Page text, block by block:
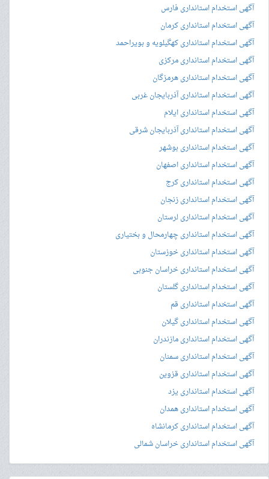
آگهی استخدام استانداری فارس
آگهی استخدام استانداری کرمان
آگهی استخدام استانداری کهگیلویه و بویراحمد
آگهی استخدام استانداری مرکزی
آگهی استخدام استانداری هرمزگان
آگهی استخدام استانداری آذربایجان غربی
آگهی استخدام استانداری ایلام
آگهی استخدام استانداری آذربایجان شرقی
آگهی استخدام استانداری بوشهر
آگهی استخدام استانداری اصفهان
آگهی استخدام استانداری کرج
آگهی استخدام استانداری زنجان
آگهی استخدام استانداری لرستان
آگهی استخدام استانداری چهارمحال و بختیاری
آگهی استخدام استانداری خوزستان
آگهی استخدام استانداری خراسان جنوبی
آگهی استخدام استانداری گلستان
آگهی استخدام استانداری قم
آگهی استخدام استانداری گیلان
آگهی استخدام استانداری مازندران
آگهی استخدام استانداری سمنان
آگهی استخدام استانداری قزوین
آگهی استخدام استانداری یزد
آگهی استخدام استانداری همدان
آگهی استخدام استانداری کرمانشاه
آگهی استخدام استانداری خراسان شمالی